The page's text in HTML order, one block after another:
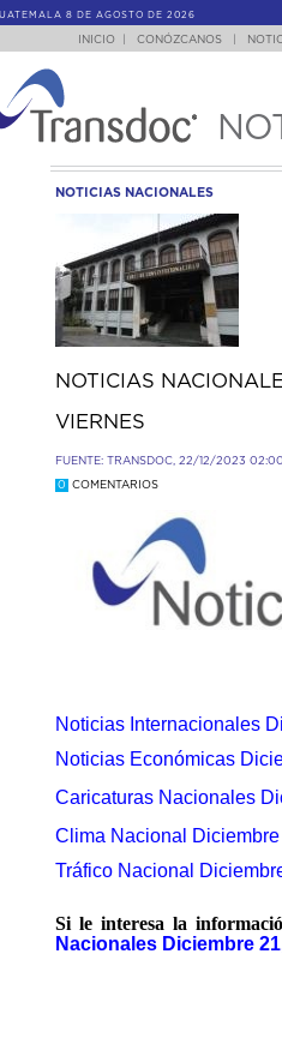
8 DE AGOSTO DE 2026
INICIO CONÓZCANOS
NOTICIAS NACIONALES
NOTICIAS
VIERNES
FUENTE: TRANSDOC, 22/12/2023
0 COMENTARIOS
Noticias Internacionales
Noticias Económicas
Caricaturas Nacionales
Clima Nacional
Tráfico Nacional
Si le interesa la
Nacionales Diciembre